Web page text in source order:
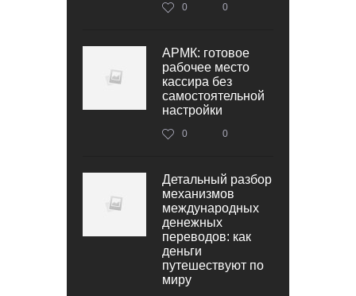
0 0
АРМК: готовое
рабочее место
кассира без
самостоятельной
настройки
0 0
Детальный разбор
механизмов
международных
денежных
переводов: как
деньги
путешествуют по
миру